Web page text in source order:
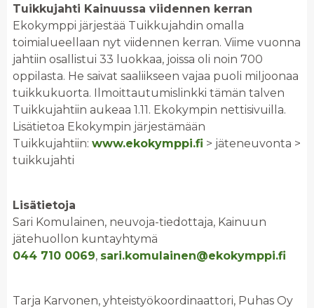
Tuikkujahti Kainuussa viidennen kerran
Ekokymppi järjestää Tuikkujahdin omalla
toimialueellaan nyt viidennen kerran. Viime vuonna
jahtiin osallistui 33 luokkaa, joissa oli noin 700
oppilasta. He saivat saaliikseen vajaa puoli miljoonaa
tuikkukuorta. Ilmoittautumislinkki tämän talven
Tuikkujahtiin aukeaa 1.11. Ekokympin nettisivuilla.
Lisätietoa Ekokympin järjestämään
Tuikkujahtiin: www.ekokymppi.fi > jäteneuvonta >
tuikkujahti
Lisätietoja
Sari Komulainen, neuvoja-tiedottaja, Kainuun
jätehuollon kuntayhtymä
044 710 0069, sari.komulainen@ekokymppi.fi
Tarja Karvonen, yhteistyökoordinaattori, Puhas Oy